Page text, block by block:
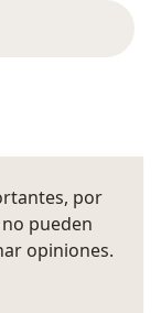
por
pueden
opiniones.